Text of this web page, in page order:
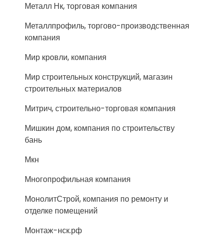
Металл Нк, торговая компания
Металлпрофиль, торгово-производственная
компания
Мир кровли, компания
Мир строительных конструкций, магазин
строительных материалов
Митрич, строительно-торговая компания
Мишкин дом, компания по строительству
бань
Мкн
Многопрофильная компания
МонолитСтрой, компания по ремонту и
отделке помещений
Монтаж-нск.рф